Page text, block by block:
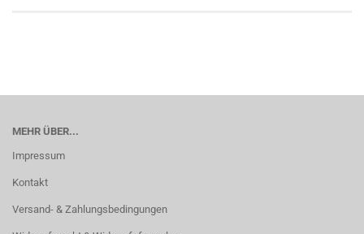
MEHR ÜBER...
Impressum
Kontakt
Versand- & Zahlungsbedingungen